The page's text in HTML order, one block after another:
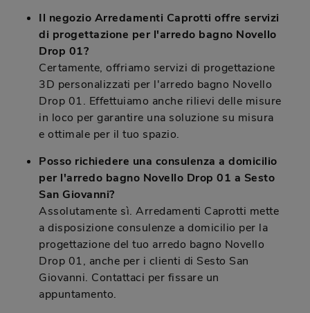
Il negozio Arredamenti Caprotti offre servizi
di progettazione per l'arredo bagno Novello
Drop 01?
Certamente, offriamo servizi di progettazione
3D personalizzati per l'arredo bagno Novello
Drop 01. Effettuiamo anche rilievi delle misure
in loco per garantire una soluzione su misura
e ottimale per il tuo spazio.
Posso richiedere una consulenza a domicilio
per l'arredo bagno Novello Drop 01 a Sesto
San Giovanni?
Assolutamente sì. Arredamenti Caprotti mette
a disposizione consulenze a domicilio per la
progettazione del tuo arredo bagno Novello
Drop 01, anche per i clienti di Sesto San
Giovanni. Contattaci per fissare un
appuntamento.